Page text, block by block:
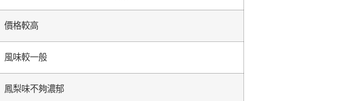
價格較高
風味較一般
鳳梨味不夠濃郁